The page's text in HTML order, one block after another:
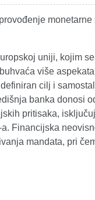
monetarne
uniji, kojim
više
cilj i
banka donosi
pritisaka,
Financijska
mandata, pri